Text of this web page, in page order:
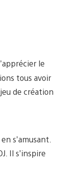
le
tous avoir
de création
s’amusant.
Il s’inspire